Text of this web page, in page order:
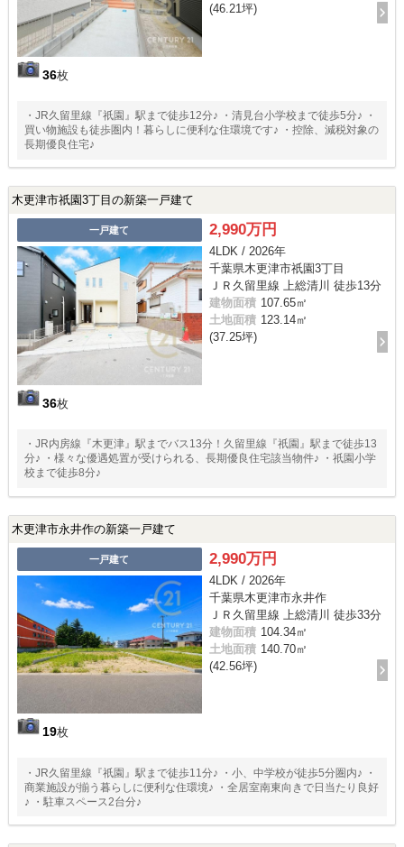
36枚
(46.21坪)
・JR久留里線『祇園』駅まで徒歩12分♪ ・清見台小学校まで徒歩5分♪ ・
買い物施設も徒歩圏内！暮らしに便利な住環境です♪ ・控除、減税対象の
長期優良住宅♪
木更津市祇園3丁目の新築一戸建て
一戸建て
36枚
2,990万円
4LDK / 2026年
千葉県木更津市祇園3丁目
ＪＲ久留里線 上総清川 徒歩13分
建物面積 107.65㎡
土地面積 123.14㎡
(37.25坪)
・JR内房線『木更津』駅までバス13分！久留里線『祇園』駅まで徒歩13
分♪ ・様々な優遇処置が受けられる、長期優良住宅該当物件♪ ・祇園小学
校まで徒歩8分♪
木更津市永井作の新築一戸建て
一戸建て
19枚
2,990万円
4LDK / 2026年
千葉県木更津市永井作
ＪＲ久留里線 上総清川 徒歩33分
建物面積 104.34㎡
土地面積 140.70㎡
(42.56坪)
・JR久留里線『祇園』駅まで徒歩11分♪ ・小、中学校が徒歩5分圏内♪ ・
商業施設が揃う暮らしに便利な住環境♪ ・全居室南東向きで日当たり良好
♪ ・駐車スペース2台分♪